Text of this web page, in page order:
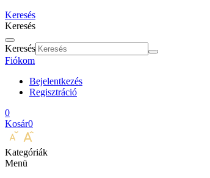
Keresés
Keresés
Keresés
Fiókom
Bejelentkezés
Regisztráció
0
Kosár0
Kategóriák
Menü